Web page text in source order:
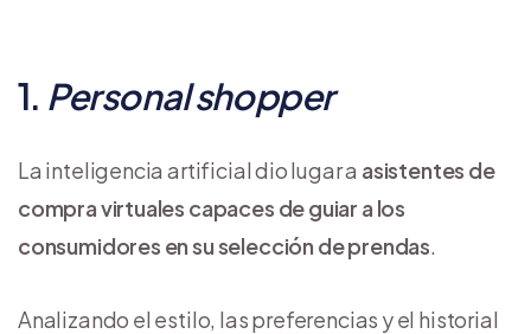
1. Personal shopper
La inteligencia artificial dio lugar a asistentes de
compra virtuales capaces de guiar a los
consumidores en su selección de prendas.
Analizando el estilo, las preferencias y el historial